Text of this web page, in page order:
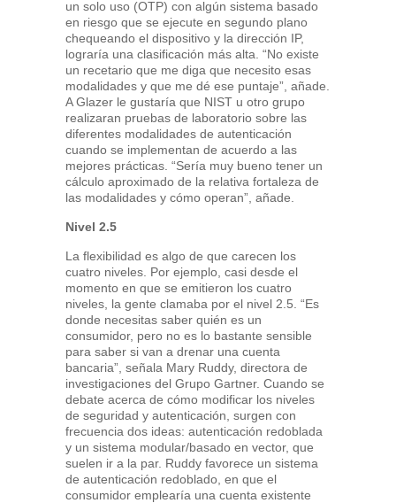
un solo uso (OTP) con algún sistema basado
en riesgo que se ejecute en segundo plano
chequeando el dispositivo y la dirección IP,
lograría una clasificación más alta. “No existe
un recetario que me diga que necesito esas
modalidades y que me dé ese puntaje”, añade.
A Glazer le gustaría que NIST u otro grupo
realizaran pruebas de laboratorio sobre las
diferentes modalidades de autenticación
cuando se implementan de acuerdo a las
mejores prácticas. “Sería muy bueno tener un
cálculo aproximado de la relativa fortaleza de
las modalidades y cómo operan”, añade.
Nivel 2.5
La flexibilidad es algo de que carecen los
cuatro niveles. Por ejemplo, casi desde el
momento en que se emitieron los cuatro
niveles, la gente clamaba por el nivel 2.5. “Es
donde necesitas saber quién es un
consumidor, pero no es lo bastante sensible
para saber si van a drenar una cuenta
bancaria”, señala Mary Ruddy, directora de
investigaciones del Grupo Gartner. Cuando se
debate acerca de cómo modificar los niveles
de seguridad y autenticación, surgen con
frecuencia dos ideas: autenticación redoblada
y un sistema modular/basado en vector, que
suelen ir a la par. Ruddy favorece un sistema
de autenticación redoblado, en que el
consumidor emplearía una cuenta existente